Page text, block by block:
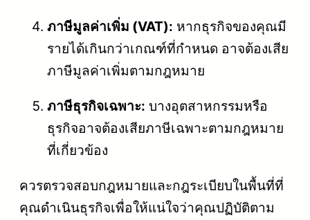
ภาษีมูลค่าเพิ่ม (VAT): หากธุรกิจของคุณมี
รายได้เกินกว่าเกณฑ์ที่กำหนด อาจต้องเสีย
ภาษีมูลค่าเพิ่มตามกฎหมาย
ภาษีธุรกิจเฉพาะ: บางอุตสาหกรรมหรือ
ธุรกิจอาจต้องเสียภาษีเฉพาะตามกฎหมาย
ที่เกี่ยวข้อง
ควรตรวจสอบกฎหมายและกฎระเบียบในพื้นที่ที่
คุณดำเนินธุรกิจเพื่อให้แน่ใจว่าคุณปฏิบัติตาม